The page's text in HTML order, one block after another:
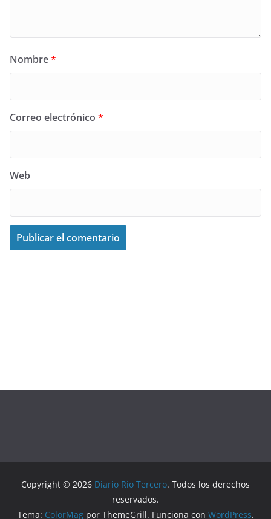
Nombre*
Correo electrónico *
Web
Copyright © 2026 Diario Río Tercero. Todos los derechos
reservados.
Tema: ColorMagpor ThemeGrill. Funciona con WordPress.